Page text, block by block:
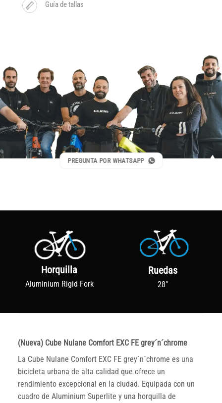
Guía de tallas
PREGUNTA POR WHATSAPP
Horquilla
Aluminium Rigid Fork
Ruedas
28"
(Nueva) Cube Nulane Comfort EXC FE grey´n´chrome
La Cube Nulane Comfort EXC FE grey´n´chrome es una
bicicleta urbana de alta calidad que ofrece un
rendimiento excepcional en la ciudad. Equipada con un
cuadro de Aluminium Superlite y una horquilla de